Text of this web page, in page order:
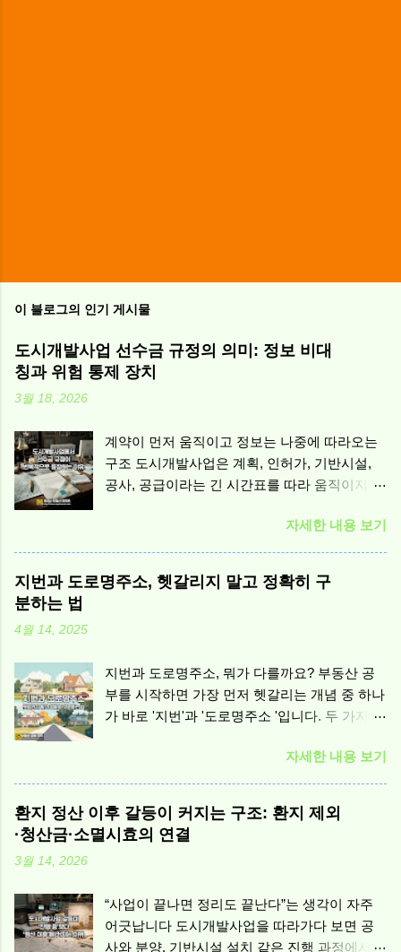
이 블로그의 인기 게시물
도시개발사업 선수금 규정의 의미: 정보 비대
칭과 위험 통제 장치
3월 18, 2026
계약이 먼저 움직이고 정보는 나중에 따라오는
구조 도시개발사업은 계획, 인허가, 기반시설,
공사, 공급이라는 긴 시간표를 따라 움직이지만,
특히 ‘미래의 공급’을 전제로 돈이 먼저 오가는
순간, 생활의 문제는 곧바로 계약 갈등의 문제로
번역됩니다. 당장 눈앞의 실물과 결과가 존재하
지 않는 상태에서 계약이 체결되면, 당사자들은
주기 위한 장치라기보다, 정보가 뒤따르는 사업
에서 ‘돈이 앞서는 계약’이 만들어내는 위험을
통제하기 위해 제도적으로 마련된 질서로 이해
자세한 내용 보기
지번과 도로명주소, 헷갈리지 말고 정확히 구
분하는 법
4월 14, 2025
지번과 도로명주소, 뭐가 다를까요? 부동산 공
부를 시작하면 가장 먼저 헷갈리는 개념 중 하나
가 바로 '지번'과 '도로명주소 '입니다. 두 가지 모
이며, 각각의 사용 목적도 다릅니다. 이번 글에
서는 『 공간정보의 구축 및 관리 등에 관한 법
률 』 제2조 제22호와 제23호 에 정의된 '지번'과
'지번부여지역' 개념 을 바탕으로, 도로명주소와
의 차이점과 실생활에서의 활용법을 초보자도
을 이렇게 정의합니다: "지번(地番): 토지에 부여
된 번호로서 대지의 위치를 나타내는 표시" 쉽게
자세한 내용 보기
환지 정산 이후 갈등이 커지는 구조: 환지 제외
·청산금·소멸시효의 연결
3월 14, 2026
“사업이 끝나면 정리도 끝난다”는 생각이 자주
어긋납니다 도시개발사업을 따라가다 보면 공
사와 분양, 기반시설 설치 같은 진행 과정에서